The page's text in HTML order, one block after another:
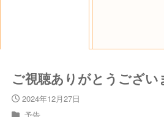
ご視聴ありがとうござい
2024年12月27日
予告